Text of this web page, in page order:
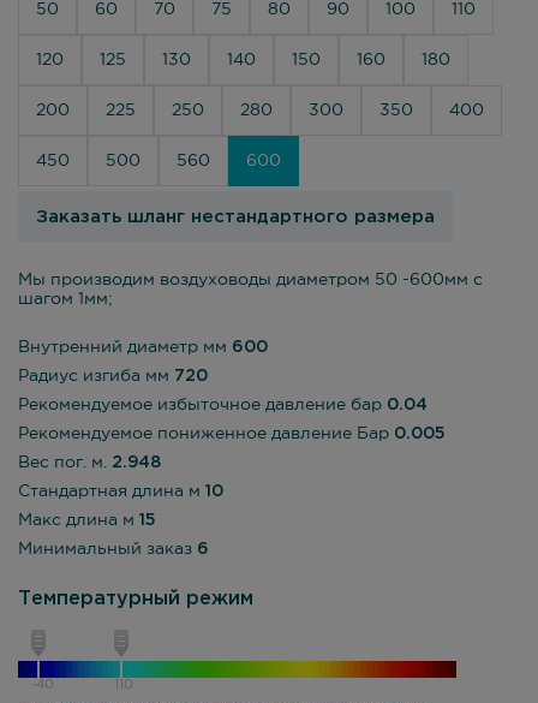
50 60 70 75 80 90 100 110
120 125 130 140 150 160 180
200 225 250 280 300 350 400
450 500 560 600
Заказать шланг нестандартного размера
Мы производим воздуховоды диаметром 50 -600мм с
шагом 1мм;
Внутренний диаметр мм 600
Радиус изгиба мм 720
Рекомендуемое избыточное давление бар 0.04
Рекомендуемое пониженное давление Бар 0.005
Вес пог. м. 2.948
Стандартная длина м 10
Макс длина м 15
Минимальный заказ 6
Температурный режим
-40 110